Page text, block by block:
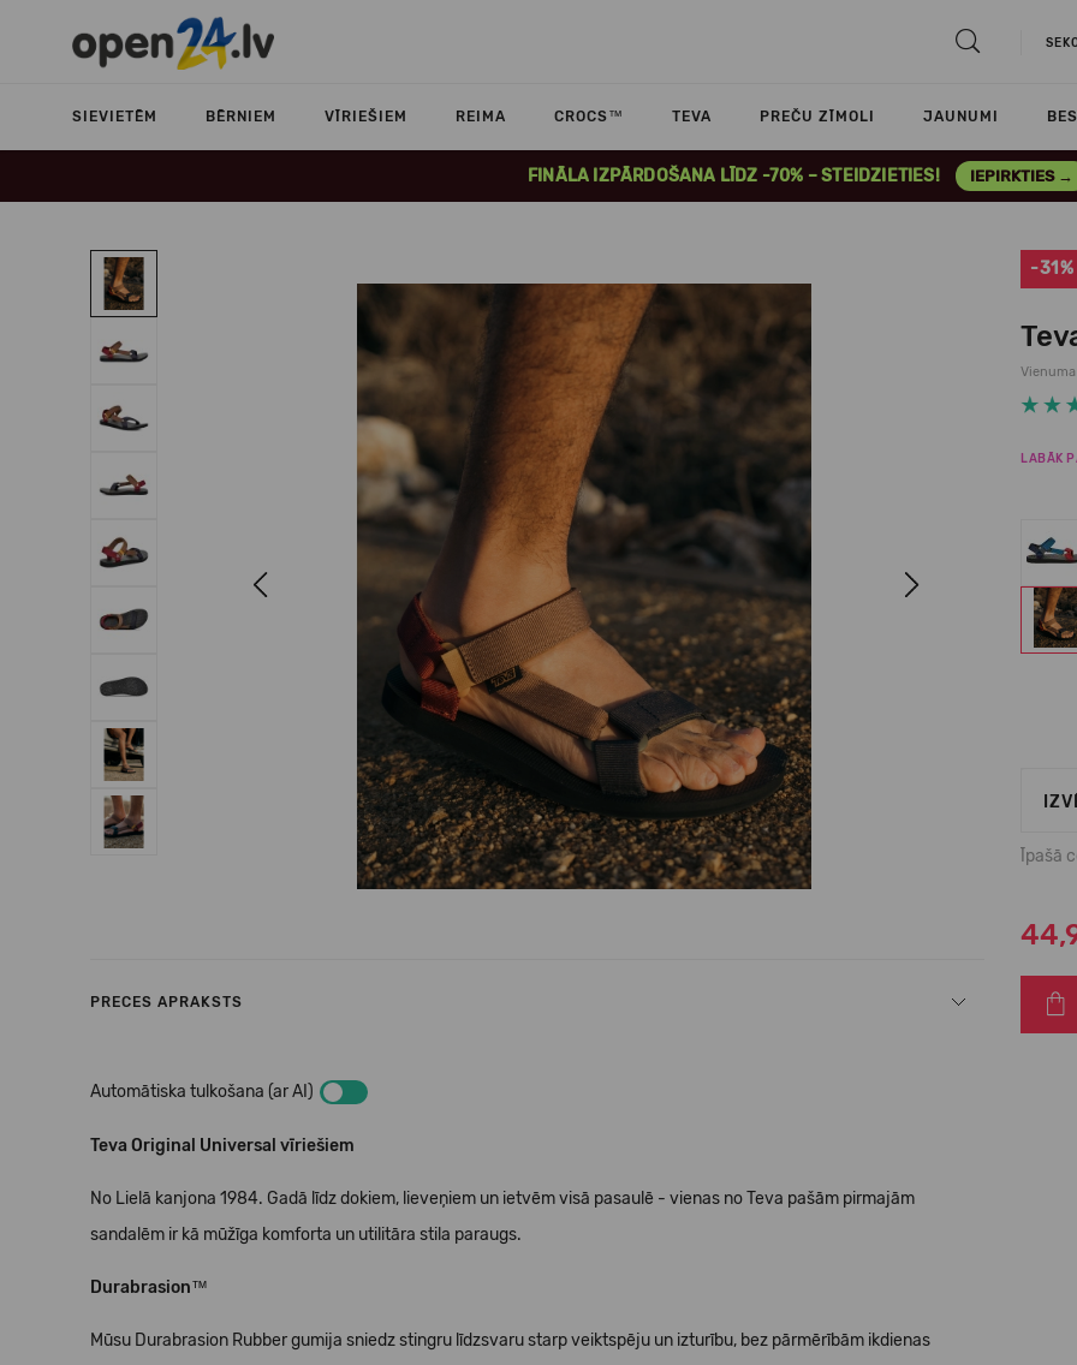
SIEVIETĒM BĒRNIEM VĪRIEŠIEM REIMA CROCS™ TEVA PREČU ZĪMOLI JAUNUMI
FINĀLA IZPĀRDOŠANA LĪDZ -70% – STEIDZIETIES! IEPIRKTIES →
Next
-31%
LABĀK
Īpašā
PRECES APRAKSTS
Automātiska tulkošana (ar AI)
Teva Original Universal vīriešiem
No Lielā kanjona 1984. Gadā līdz dokiem, lieveņiem un ietvēm visā pasaulē - vienas no Teva pašām pirmajām
sandalēm ir kā mūžīga komforta un utilitāra stila paraugs.
Durabrasion™
Mūsu Durabrasion Rubber gumija sniedz stingru līdzsvaru starp veiktspēju un izturību, bez pārmērībām ikdienas